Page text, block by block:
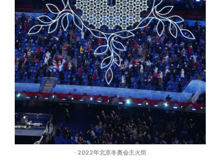
· 2022年北京冬奥会主火炬